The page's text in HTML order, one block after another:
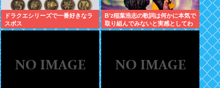
ドラクエシリーズで一番好きなラ
スボス
B’z稲葉浩志の歌詞は何かに本気で
取り組んでみないと実感としてわ
からない